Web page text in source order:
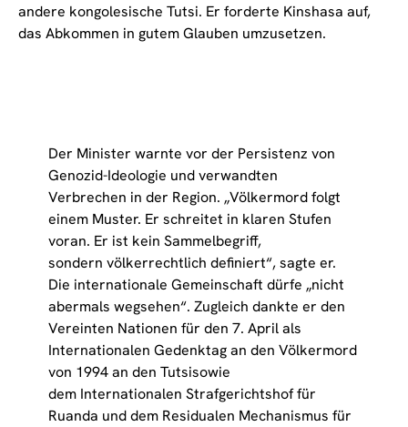
andere kongolesische Tutsi. Er forderte Kinshasa auf,
das Abkommen in gutem Glauben umzusetzen.
Der Minister warnte vor der Persistenz von
Genozid-Ideologie und verwandten
Verbrechen in der Region. „Völkermord folgt
einem Muster. Er schreitet in klaren Stufen
voran. Er ist kein Sammelbegriff,
sondern völkerrechtlich definiert“, sagte er.
Die internationale Gemeinschaft dürfe „nicht
abermals wegsehen“. Zugleich dankte er den
Vereinten Nationen für den 7. April als
Internationalen Gedenktag an den Völkermord
von 1994 an den Tutsisowie
dem Internationalen Strafgerichtshof für
Ruanda und dem Residualen Mechanismus für